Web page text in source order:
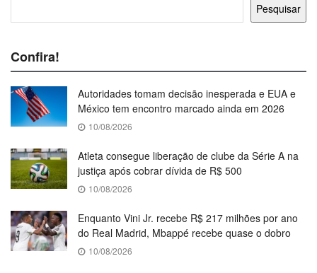
Pesquisar
Confira!
Autoridades tomam decisão inesperada e EUA e
México tem encontro marcado ainda em 2026
10/08/2026
Atleta consegue liberação de clube da Série A na
justiça após cobrar dívida de R$ 500
10/08/2026
Enquanto Vini Jr. recebe R$ 217 milhões por ano
do Real Madrid, Mbappé recebe quase o dobro
10/08/2026